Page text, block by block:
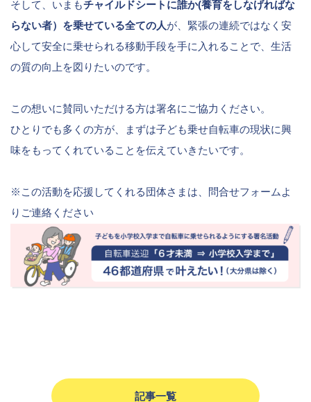
そして、いまもチャイルドシートに誰か(養育をしなげればな
らない者）を乗せている全ての人が、緊張の連続ではなく安
心して安全に乗せられる移動手段を手に入れることで、生活
の質の向上を図りたいのです。
この想いに賛同いただける方は署名にご協力ください。
ひとりでも多くの方が、まずは子ども乗せ自転車の現状に興
味をもってくれていることを伝えていきたいです。
※この活動を応援してくれる団体さまは、問合せフォームよ
りご連絡ください
記事一覧